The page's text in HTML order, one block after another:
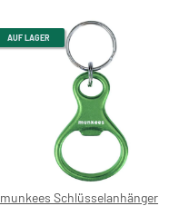
AUF LAGER
munkees Schlüsselanhänger